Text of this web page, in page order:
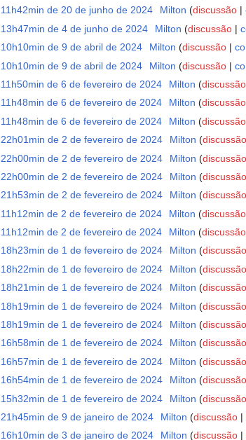
11h42min de 20 de junho de 2024 Milton discussão
13h47min de 4 de junho de 2024 Milton discussão
10h10min de 9 de abril de 2024 Milton discussão
10h10min de 9 de abril de 2024 Milton discussão
11h50min de 6 de fevereiro de 2024 Milton discussão
11h48min de 6 de fevereiro de 2024 Milton discussão
11h48min de 6 de fevereiro de 2024 Milton discussão
22h01min de 2 de fevereiro de 2024 Milton discussão
22h00min de 2 de fevereiro de 2024 Milton discussão
22h00min de 2 de fevereiro de 2024 Milton discussão
21h53min de 2 de fevereiro de 2024 Milton discussão
11h12min de 2 de fevereiro de 2024 Milton discussão
11h12min de 2 de fevereiro de 2024 Milton discussão
18h23min de 1 de fevereiro de 2024 Milton discussão
18h22min de 1 de fevereiro de 2024 Milton discussão
18h21min de 1 de fevereiro de 2024 Milton discussão
18h19min de 1 de fevereiro de 2024 Milton discussão
18h19min de 1 de fevereiro de 2024 Milton discussão
16h58min de 1 de fevereiro de 2024 Milton discussão
16h57min de 1 de fevereiro de 2024 Milton discussão
16h54min de 1 de fevereiro de 2024 Milton discussão
15h32min de 1 de fevereiro de 2024 Milton discussão
21h45min de 9 de janeiro de 2024 Milton discussão
16h10min de 3 de janeiro de 2024 Milton discussão